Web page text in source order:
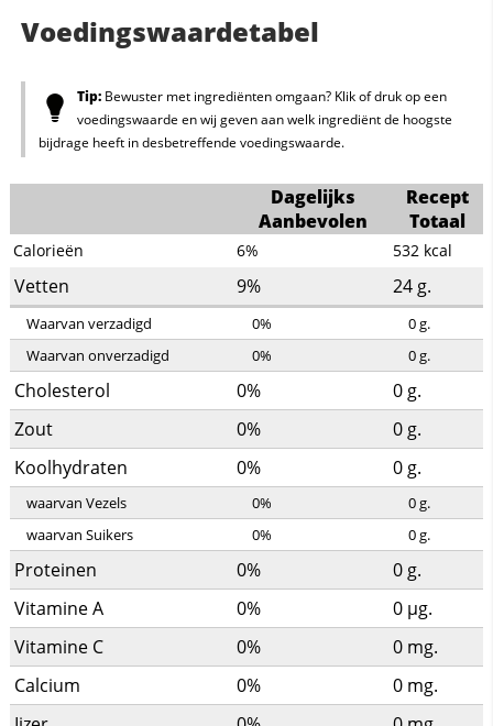
Voedingswaardetabel
Tip:Bewuster met ingrediënten omgaan? Klik of druk op een
voedingswaarde en wij geven aan welk ingrediënt de hoogste
bijdrage heeft in desbetreffende voedingswaarde.
Dagelijks
Aanbevolen
Recept
Totaal
Calorieën 6% 532 kcal
Vetten 9% 24 g.
Waarvan verzadigd 0% 0g.
Waarvan onverzadigd
0% 0g.
Cholesterol 0% 0 g.
Zout
0% 0 g.
Koolhydraten
0% 0 g.
waarvan Vezels 0% 0g.
waarvan Suikers
0% 0g.
Proteinen 0% 0 g.
Vitamine A
0% 0 µg.
Vitamine C
0% 0 mg.
Calcium
0% 0 mg.